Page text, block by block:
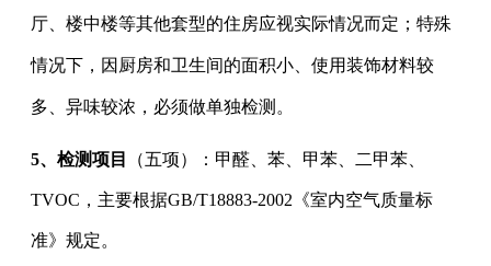
厅、楼中楼等其他套型的住房应视实际情况而定；特殊
情况下，因厨房和卫生间的面积小、使用装饰材料较
多、异味较浓，必须做单独检测。
5、检测项目 （五项）：甲醛、苯、甲苯、二甲苯、
TVOC ，主要根据GB/T18883-2002《室内空气质量标
准》规定。